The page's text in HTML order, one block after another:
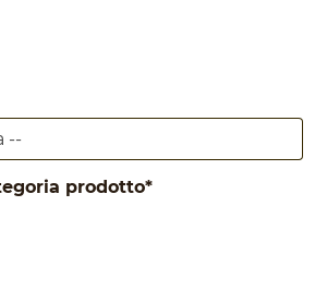
prodotto*